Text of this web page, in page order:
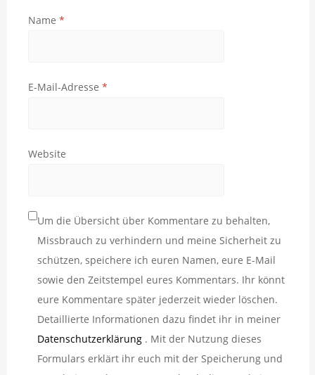
Name *
E-Mail-Adresse *
Website
Um die Übersicht über Kommentare zu behalten,
Missbrauch zu verhindern und meine Sicherheit zu
schützen, speichere ich euren Namen, eure E-Mail
sowie den Zeitstempel eures Kommentars. Ihr könnt
eure Kommentare später jederzeit wieder löschen.
Detaillierte Informationen dazu findet ihr in meiner
Datenschutzerklärung . Mit der Nutzung dieses
Formulars erklärt ihr euch mit der Speicherung und